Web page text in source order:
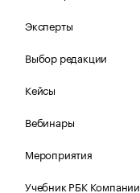
Эксперты
Выбор редакции
Кейсы
Вебинары
Мероприятия
Учебник РБК Компании